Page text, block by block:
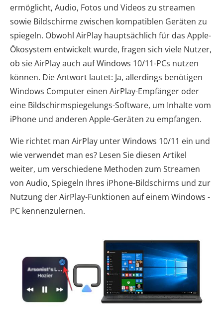
ermöglicht, Audio, Fotos und Videos zu streamen
sowie Bildschirme zwischen kompatiblen Geräten zu
spiegeln. Obwohl AirPlay hauptsächlich für das Apple-
Ökosystem entwickelt wurde, fragen sich viele Nutzer,
ob sie AirPlay auch auf Windows 10/11-PCs nutzen
können. Die Antwort lautet: Ja, allerdings benötigen
Windows Computer einen AirPlay-Empfänger oder
eine Bildschirmspiegelungs-Software, um Inhalte vom
iPhone und anderen Apple-Geräten zu empfangen.
Wie richtet man AirPlay unter Windows 10/11 ein und
wie verwendet man es? Lesen Sie diesen Artikel
weiter, um verschiedene Methoden zum Streamen
von Audio, Spiegeln Ihres iPhone-Bildschirms und zur
Nutzung der AirPlay-Funktionen auf einem Windows -
PC kennenzulernen.